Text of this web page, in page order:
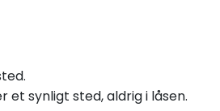
synligt sted, aldrig i låsen.